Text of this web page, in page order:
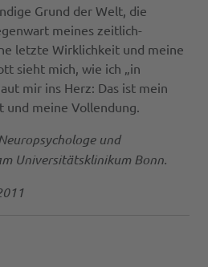
Grund der Welt, die
meines zeitlich-
letzte Wirklichkeit und meine
sieht mich, wie ich „in
mir ins Herz: Das ist mein
und meine Vollendung.
und
Universitätsklinikum Bonn.